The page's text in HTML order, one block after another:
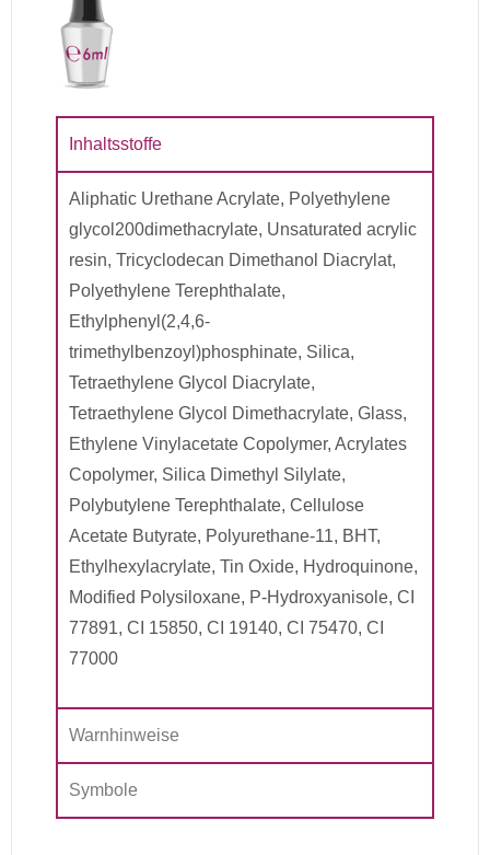
Inhaltsstoffe
Aliphatic Urethane Acrylate, Polyethylene
glycol200dimethacrylate, Unsaturated acrylic
resin, Tricyclodecan Dimethanol Diacrylat,
Polyethylene Terephthalate,
Ethylphenyl(2,4,6-
trimethylbenzoyl)phosphinate, Silica,
Tetraethylene Glycol Diacrylate,
Tetraethylene Glycol Dimethacrylate, Glass,
Ethylene Vinylacetate Copolymer, Acrylates
Copolymer, Silica Dimethyl Silylate,
Polybutylene Terephthalate, Cellulose
Acetate Butyrate, Polyurethane-11, BHT,
Ethylhexylacrylate, Tin Oxide, Hydroquinone,
Modified Polysiloxane, P-Hydroxyanisole, CI
77891, CI 15850, CI 19140, CI 75470, CI
77000
Warnhinweise
Symbole